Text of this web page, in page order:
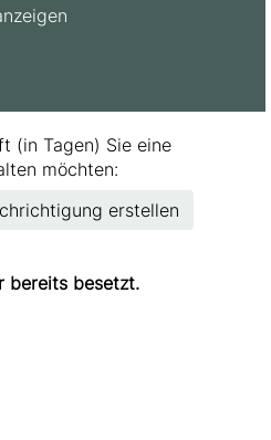
(in Tagen) Sie eine
möchten:
erstellen
bereits besetzt.